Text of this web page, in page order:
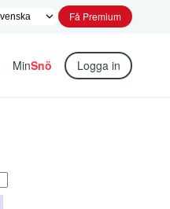
Få Premium
MinSnö Logga in